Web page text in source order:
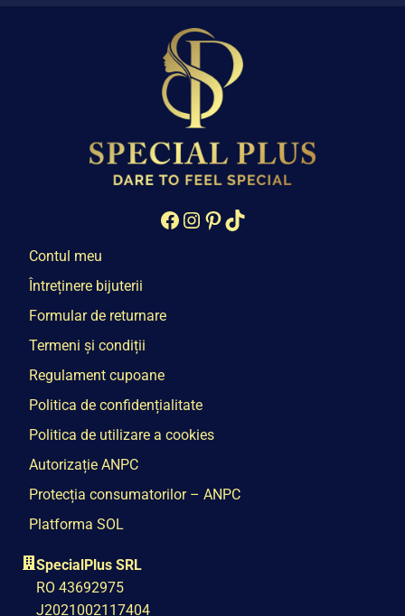
Facebook
Instagram
Pinterest
TikTok
Contul meu
Întreținere bijuterii
Formular de returnare
Termeni și condiții
Regulament cupoane
Politica de confidențialitate
Politica de utilizare a cookies
Autorizație ANPC
Protecția consumatorilor – ANPC
Platforma SOL
SpecialPlus SRL
RO 43692975
J2021002117404